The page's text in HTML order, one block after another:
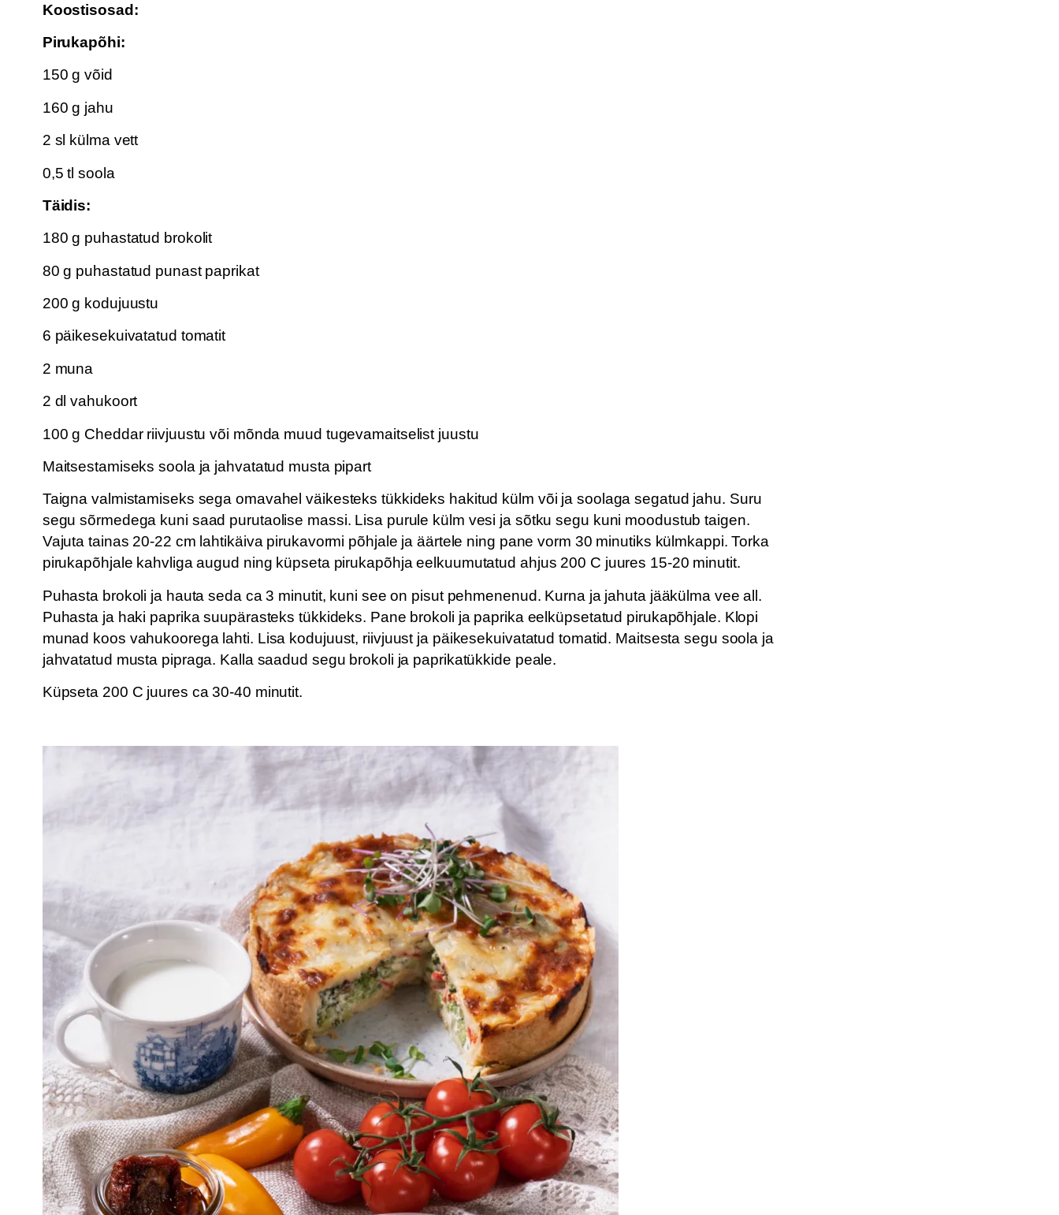
Koostisosad:
Pirukapõhi:
150 g võid
160 g jahu
2 sl külma vett
0,5 tl soola
Täidis:
180 g puhastatud brokolit
80 g puhastatud punast paprikat
200 g kodujuustu
6 päikesekuivatatud tomatit
2 muna
2 dl vahukoort
100 g Cheddar riivjuustu või mõnda muud tugevamaitselist juustu
Maitsestamiseks soola ja jahvatatud musta pipart
Taigna valmistamiseks sega omavahel väikesteks tükkideks hakitud külm või ja soolaga segatud jahu. Suru
segu sõrmedega kuni saad purutaolise massi. Lisa purule külm vesi ja sõtku segu kuni moodustub taigen.
Vajuta tainas 20-22 cm lahtikäiva pirukavormi põhjale ja äärtele ning pane vorm 30 minutiks külmkappi. Torka
pirukapõhjale kahvliga augud ning küpseta pirukapõhja eelkuumutatud ahjus 200 C juures 15-20 minutit.
Puhasta brokoli ja hauta seda ca 3 minutit, kuni see on pisut pehmenenud. Kurna ja jahuta jääkülma vee all.
Puhasta ja haki paprika suupärasteks tükkideks. Pane brokoli ja paprika eelküpsetatud pirukapõhjale. Klopi
munad koos vahukoorega lahti. Lisa kodujuust, riivjuust ja päikesekuivatatud tomatid. Maitsesta segu soola ja
jahvatatud musta pipraga. Kalla saadud segu brokoli ja paprikatükkide peale.
Küpseta 200 C juures ca 30-40 minutit.